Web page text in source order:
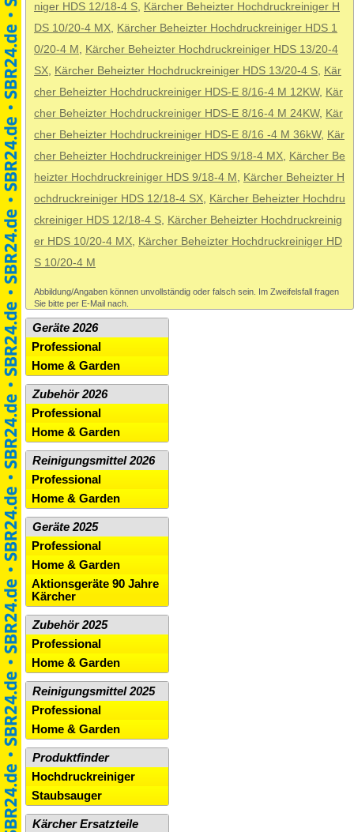
niger HDS 12/18-4 S, Kärcher Beheizter Hochdruckreiniger H
DS 10/20-4 MX, Kärcher Beheizter Hochdruckreiniger HDS 1
0/20-4 M , Kärcher Beheizter Hochdruckreiniger HDS 13/20-4
SX, Kärcher Beheizter Hochdruckreiniger HDS 13/20-4 S, Kär
cher Beheizter Hochdruckreiniger HDS-E 8/16-4 M 12KW, Kär
cher Beheizter Hochdruckreiniger HDS-E 8/16-4 M 24KW, Kär
cher Beheizter Hochdruckreiniger HDS-E 8/16 -4 M 36kW, Kär
cher Beheizter Hochdruckreiniger HDS 9/18-4 MX, Kärcher Be
heizter Hochdruckreiniger HDS 9/18-4 M , Kärcher Beheizter H
ochdruckreiniger HDS 12/18-4 SX, Kärcher Beheizter Hochdru
ckreiniger HDS 12/18-4 S, Kärcher Beheizter Hochdruckreinig
er HDS 10/20-4 MX, Kärcher Beheizter Hochdruckreiniger HD
S 10/20-4 M
Abbildung/Angaben können unvollständig oder falsch sein. Im Zweifelsfall fragen
Sie bitte per E-Mail nach.
Geräte 2026
Professional
Home & Garden
Zubehör 2026
Professional
Home & Garden
Reinigungsmittel 2026
Professional
Home & Garden
Geräte 2025
Professional
Home & Garden
Aktionsgeräte 90 Jahre
Kärcher
Zubehör 2025
Professional
Home & Garden
Reinigungsmittel 2025
Professional
Home & Garden
Produktfinder
Hochdruckreiniger
Staubsauger
Kärcher Ersatzteile